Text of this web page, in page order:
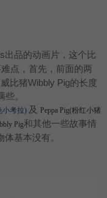
出品的动画片，这个比
难点，首先，前面的两
比猪Wibbly Pig的长度
。
小考拉) 及
Peppa Pig(粉红小猪
Pig和其他一些故事情
基本没有。